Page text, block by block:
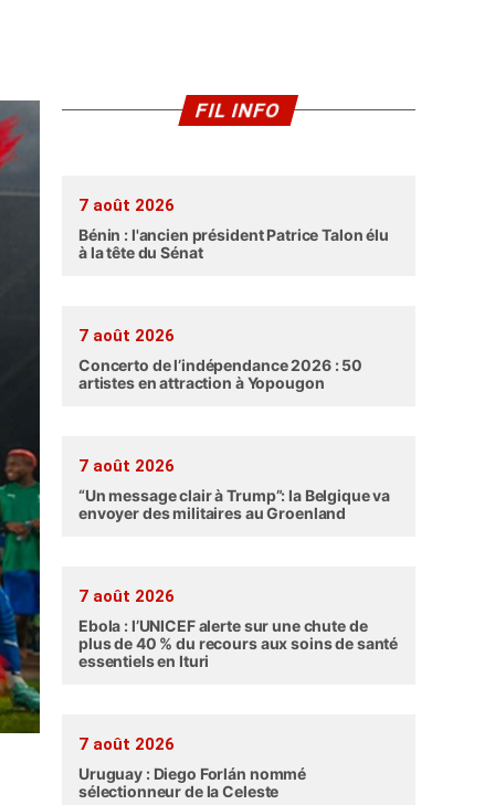
FIL INFO
7 août 2026
Bénin : l'ancien président Patrice Talon élu
à la tête du Sénat
7 août 2026
Concerto de l’indépendance 2026 : 50
artistes en attraction à Yopougon
7 août 2026
“Un message clair à Trump”: la Belgique va
envoyer des militaires au Groenland
7 août 2026
Ebola : l’UNICEF alerte sur une chute de
plus de 40 % du recours aux soins de santé
essentiels en Ituri
7 août 2026
Uruguay : Diego Forlán nommé
sélectionneur de la Celeste